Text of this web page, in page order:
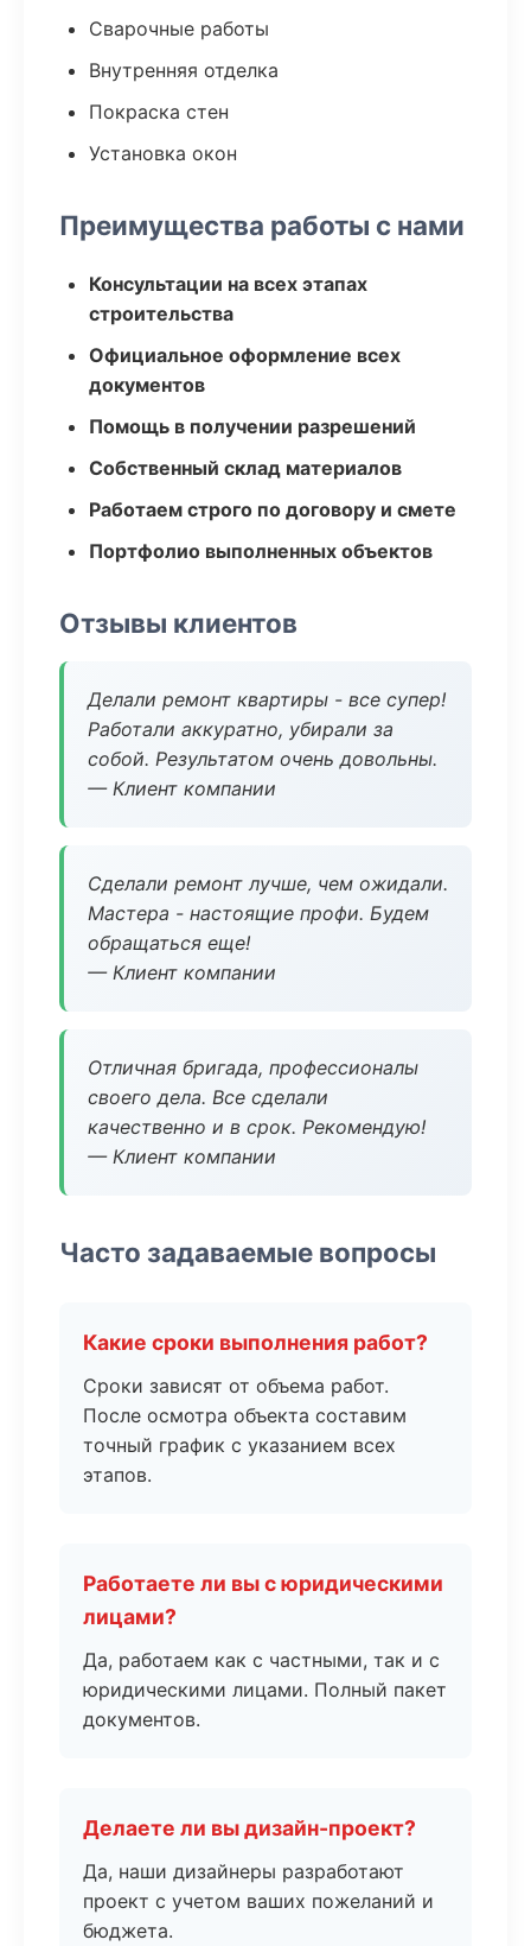
Сварочные работы
Внутренняя отделка
Покраска стен
Установка окон
Преимущества работы с нами
Консультации на всех этапах
строительства
Официальное оформление всех
документов
Помощь в получении разрешений
Собственный склад материалов
Работаем строго по договору и смете
Портфолио выполненных объектов
Отзывы клиентов
Делали ремонт квартиры - все супер!
Работали аккуратно, убирали за
собой. Результатом очень довольны.
— Клиент компании
Сделали ремонт лучше, чем ожидали.
Мастера - настоящие профи. Будем
обращаться еще!
— Клиент компании
Отличная бригада, профессионалы
своего дела. Все сделали
качественно и в срок. Рекомендую!
— Клиент компании
Часто задаваемые вопросы
Какие сроки выполнения работ?
Сроки зависят от объема работ.
После осмотра объекта составим
точный график с указанием всех
этапов.
Работаете ли вы с юридическими
лицами?
Да, работаем как с частными, так и с
юридическими лицами. Полный пакет
документов.
Делаете ли вы дизайн-проект?
Да, наши дизайнеры разработают
проект с учетом ваших пожеланий и
бюджета.